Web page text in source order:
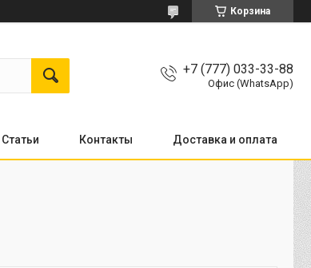
Корзина
+7 (777) 033-33-88
Офис (WhatsApp)
Статьи Контакты Доставка и оплата